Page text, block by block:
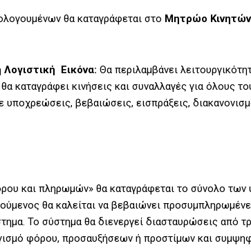
θα καταγράφεται στο Μητρώο Κινητών
Εικόνα: Θα περιλαμβάνει
καταγράφει κινήσεις και συναλλαγές για όλους
βεβαιώσεις, εισπράξεις,
και πληρωμών» θα καταγράφεται το σύνολο
θα καλείται να βεβαιώνει
Το σύστημα θα διενεργεί διασταυρώσεις από
φόρου, προσαυξήσεων ή προστίμων και